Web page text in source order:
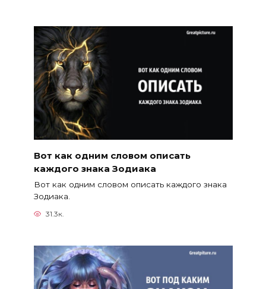
Вот как одним словом описать
каждого знака Зодиака
Вот как одним словом описать каждого знака
Зодиака.
31.3к.